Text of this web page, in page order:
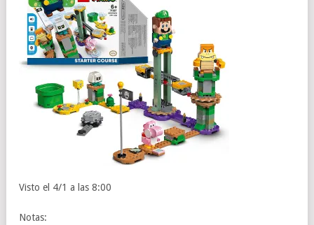
Visto el 4/1 a las 8:00
Notas: